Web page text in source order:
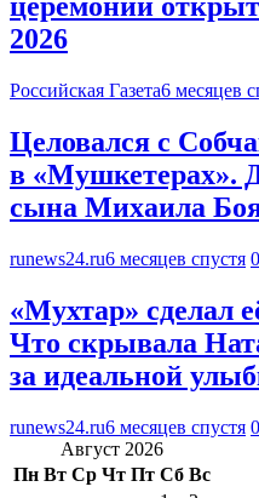
церемонии
2026
Российская Газета6 месяцев
Целовался с
в «Мушкетерах».
сына Михаила
runews24.ru6 месяцев спустя 0
«Мухтар» сделал
Что скрывала
за идеальной
runews24.ru6 месяцев спустя 0
Август 2026
Пн Вт Ср Чт Пт Сб Вс